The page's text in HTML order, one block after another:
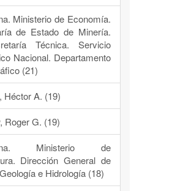
Ministerio de Economía.
de Estado de Minería.
Técnica. Servicio
Nacional. Departamento
(21)
Héctor A. (19)
Roger G. (19)
Ministerio de
Dirección General de
e Hidrología (18)